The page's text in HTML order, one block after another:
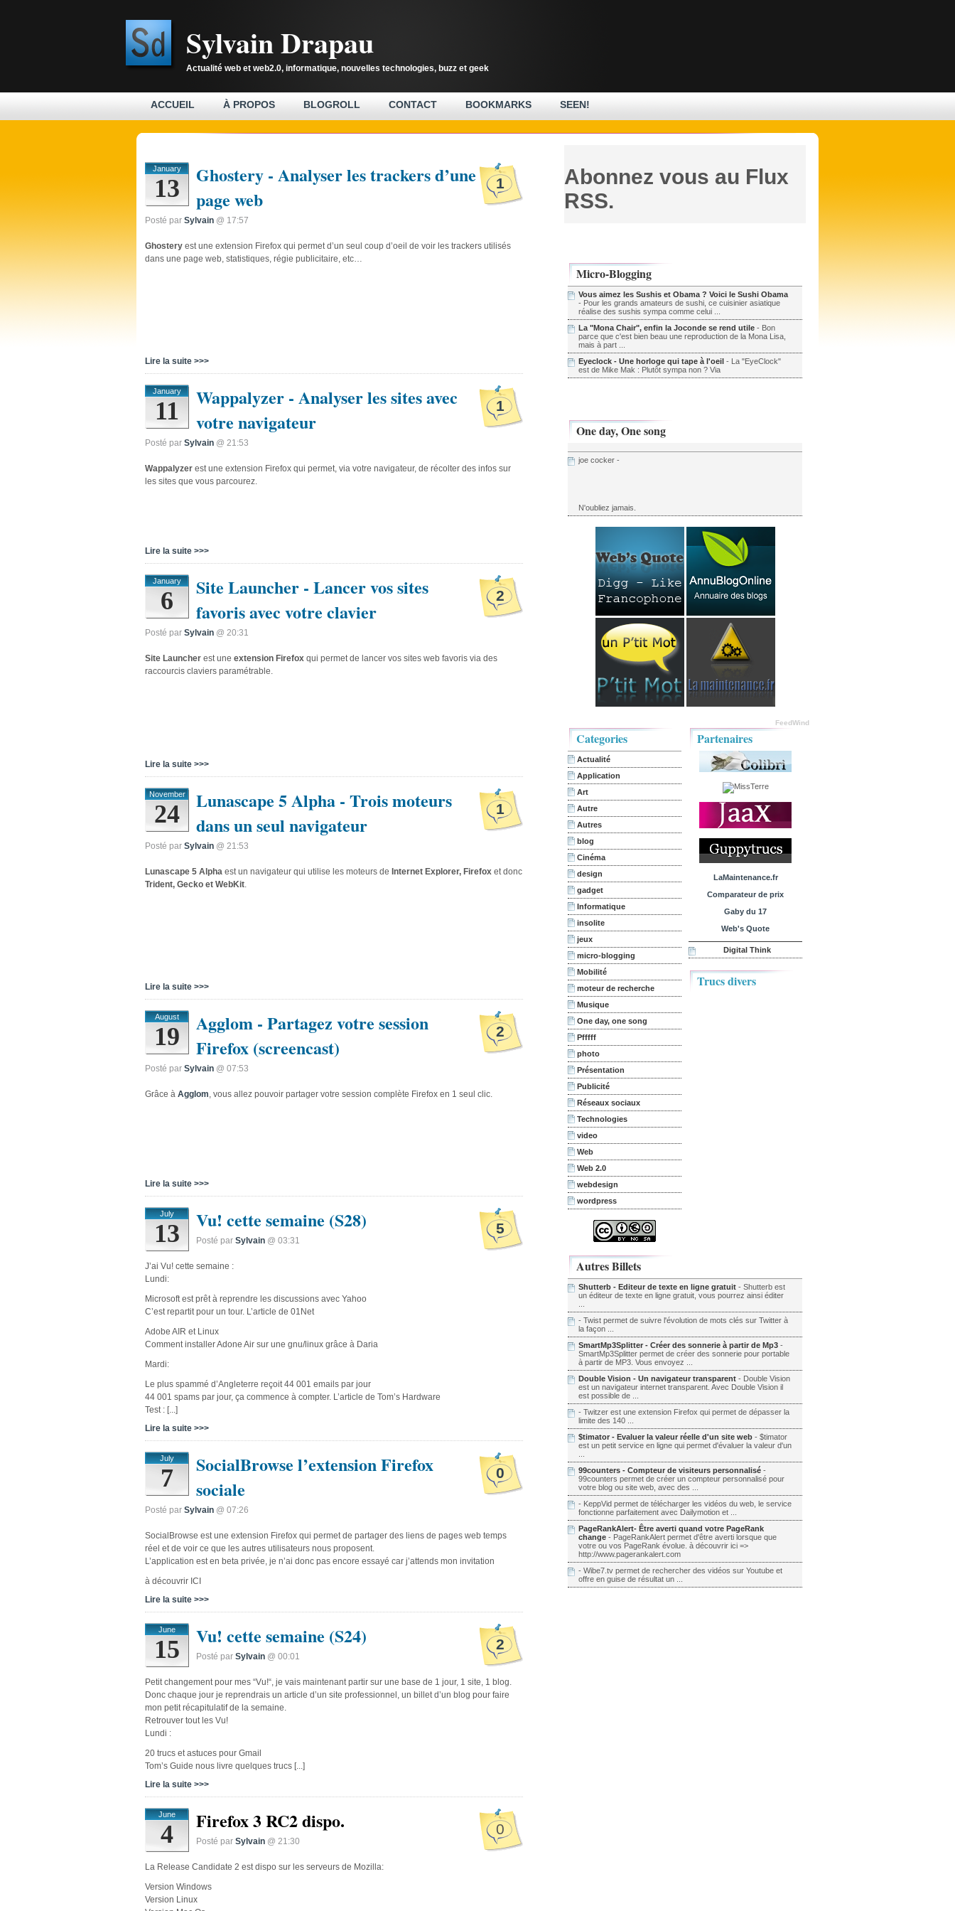
Sylvain Drapau
Actualité web et web2.0, informatique, nouvelles technologies, buzz et geek
ACCUEIL À PROPOS BLOGROLL CONTACT BOOKMARKS SEEN!
1
January
13
Ghostery - Analyser les trackers d’une
page web
Posté par Sylvain @ 17:57
Ghostery est une extension Firefox qui permet d’un seul coup d’oeil de voir les trackers utilisés
dans une page web, statistiques, régie publicitaire, etc…
Lire la suite >>>
1
January
11
Wappalyzer - Analyser les sites avec
votre navigateur
Posté par Sylvain @ 21:53
Wappalyzer est une extension Firefox qui permet, via votre navigateur, de récolter des infos sur
les sites que vous parcourez.
Lire la suite >>>
2
January
6
Site Launcher - Lancer vos sites
favoris avec votre clavier
Posté par Sylvain @ 20:31
Site Launcher est une extension Firefox qui permet de lancer vos sites web favoris via des
raccourcis claviers paramétrable.
Lire la suite >>>
1
November
24
Lunascape 5 Alpha - Trois moteurs
dans un seul navigateur
Posté par Sylvain @ 21:53
Lunascape 5 Alpha est un navigateur qui utilise les moteurs de Internet Explorer, Firefox et donc
Trident, Gecko et WebKit.
Lire la suite >>>
2
August
19
Agglom - Partagez votre session
Firefox (screencast)
Posté par Sylvain @ 07:53
Grâce à Agglom, vous allez pouvoir partager votre session complète Firefox en 1 seul clic.
Lire la suite >>>
5
July
13 Vu! cette semaine (S28)
Posté par Sylvain @ 03:31
J’ai Vu! cette semaine :
Lundi:
Microsoft est prêt à reprendre les discussions avec Yahoo
C’est repartit pour un tour. L’article de 01Net
Adobe AIR et Linux
Comment installer Adone Air sur une gnu/linux grâce à Daria
Mardi:
Le plus spammé d’Angleterre reçoit 44 001 emails par jour
44 001 spams par jour, ça commence à compter. L’article de Tom’s Hardware
Test : [...]
Lire la suite >>>
0
July
7
SocialBrowse l’extension Firefox
sociale
Posté par Sylvain @ 07:26
SocialBrowse est une extension Firefox qui permet de partager des liens de pages web temps
réel et de voir ce que les autres utilisateurs nous proposent.
L’application est en beta privée, je n’ai donc pas encore essayé car j’attends mon invitation
à découvrir ICI
Lire la suite >>>
2
June
15 Vu! cette semaine (S24)
Posté par Sylvain @ 00:01
Petit changement pour mes “Vu!“, je vais maintenant partir sur une base de 1 jour, 1 site, 1 blog.
Donc chaque jour je reprendrais un article d’un site professionnel, un billet d’un blog pour faire
mon petit récapitulatif de la semaine.
Retrouver tout les Vu!
Lundi :
20 trucs et astuces pour Gmail
Tom’s Guide nous livre quelques trucs [...]
Lire la suite >>>
0
June
4 Firefox 3 RC2 dispo.
Posté par Sylvain @ 21:30
La Release Candidate 2 est dispo sur les serveurs de Mozilla:
Version Windows
Version Linux
Abonnez vous au Flux
RSS.
Micro-Blogging
Vous aimez les Sushis et Obama ? Voici le Sushi Obama
- Pour les grands amateurs de sushi, ce cuisinier asiatique
réalise des sushis sympa comme celui ...
La "Mona Chair", enfin la Joconde se rend utile - Bon
parce que c'est bien beau une reproduction de la Mona Lisa,
mais à part ...
Eyeclock - Une horloge qui tape à l'oeil - La "EyeClock"
est de Mike Mak : Plutôt sympa non ? Via
One day, One song
joe cocker -
N'oubliez jamais.
FeedWind
Categories
Actualité
Application
Art
Autre
Autres
blog
Cinéma
design
gadget
Informatique
insolite
jeux
micro-blogging
Mobilité
moteur de recherche
Musique
One day, one song
Pfffff
photo
Présentation
Publicité
Réseaux sociaux
Technologies
video
Web
Web 2.0
webdesign
wordpress
Partenaires
LaMaintenance.fr
Comparateur de prix
Gaby du 17
Web's Quote
Digital Think
Trucs divers
Autres Billets
Shutterb - Editeur de texte en ligne gratuit - Shutterb est
un éditeur de texte en ligne gratuit, vous pourrez ainsi éditer
- Twist permet de suivre l'évolution de mots clés sur Twitter à
la façon ...
SmartMp3Splitter - Créer des sonnerie à partir de Mp3 -
SmartMp3Splitter permet de créer des sonnerie pour portable
à partir de MP3. Vous envoyez ...
Double Vision - Un navigateur transparent - Double Vision
est un navigateur internet transparent. Avec Double Vision il
est possible de ...
- Twitzer est une extension Firefox qui permet de dépasser la
limite des 140 ...
$timator - Evaluer la valeur réelle d'un site web - $timator
est un petit service en ligne qui permet d'évaluer la valeur d'un
99counters - Compteur de visiteurs personnalisé -
99counters permet de créer un compteur personnalisé pour
votre blog ou site web, avec des ...
- KeppVid permet de télécharger les vidéos du web, le service
fonctionne parfaitement avec Dailymotion et ...
PageRankAlert- Être averti quand votre PageRank
change - PageRankAlert permet d'être averti lorsque que
votre ou vos PageRank évolue. à découvrir ici =>
http://www.pagerankalert.com
- Wibe7.tv permet de rechercher des vidéos sur Youtube et
offre en guise de résultat un ...